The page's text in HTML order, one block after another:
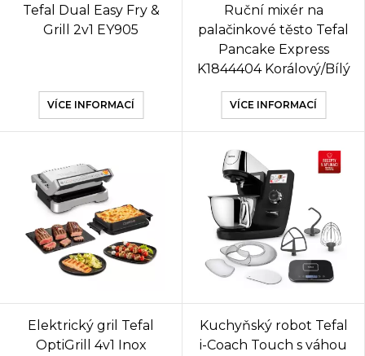
Tefal Dual Easy Fry &
Grill 2v1 EY905
VÍCE INFORMACÍ
Ruční mixér na
palačinkové těsto Tefal
Pancake Express
K1844404 Korálový/Bílý
VÍCE INFORMACÍ
Elektrický gril Tefal
OptiGrill 4v1 Inox
Kuchyňský robot Tefal
i-Coach Touch s váhou